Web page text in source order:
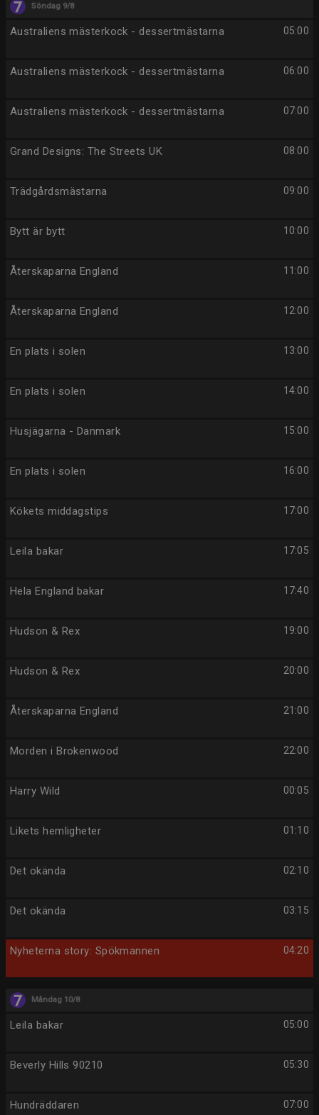
Söndag 9/8
05:00
Australiens mästerkock - dessertmästarna
06:00
Australiens mästerkock - dessertmästarna
07:00
Australiens mästerkock - dessertmästarna
08:00
Grand Designs: The Streets UK
09:00
Trädgårdsmästarna
10:00
Bytt är bytt
11:00
Återskaparna England
12:00
Återskaparna England
13:00
En plats i solen
14:00
En plats i solen
15:00
Husjägarna - Danmark
16:00
En plats i solen
17:00
Kökets middagstips
17:05
Leila bakar
17:40
Hela England bakar
19:00
Hudson & Rex
20:00
Hudson & Rex
21:00
Återskaparna England
22:00
Morden i Brokenwood
00:05
Harry Wild
01:10
Likets hemligheter
02:10
Det okända
03:15
Det okända
04:20
Nyheterna story: Spökmannen
Måndag 10/8
05:00
Leila bakar
05:30
Beverly Hills 90210
07:00
Hundräddaren